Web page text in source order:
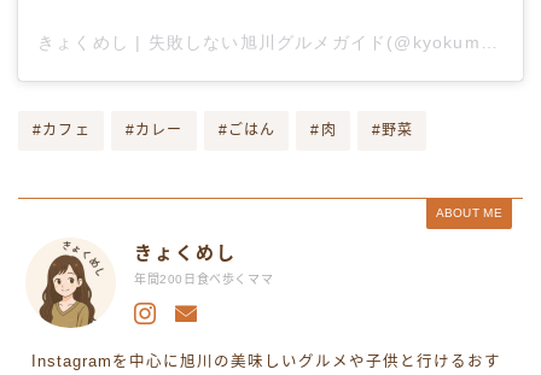
きょくめし | 失敗しない旭川グルメガイド(@kyokumeshi)がシェアした投稿
#カフェ #カレー #ごはん #肉 #野菜
ABOUT ME
きょくめし
年間200日食べ歩くママ
Instagramを中心に旭川の美味しいグルメや子供と行けるおす